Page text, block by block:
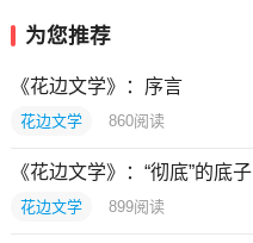
为您推荐
《花边文学》：序言
花边文学 860阅读
《花边文学》：“彻底”的底子
花边文学 899阅读